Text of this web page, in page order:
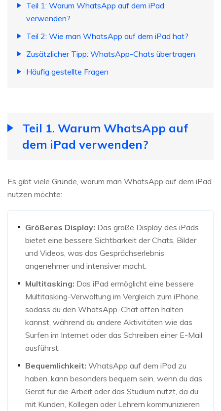
Teil 1: Warum WhatsApp auf dem iPad
verwenden?
Teil 2: Wie man WhatsApp auf dem iPad hat?
Zusätzlicher Tipp: WhatsApp-Chats übertragen
Häufig gestellte Fragen
Teil 1. Warum WhatsApp auf
dem iPad verwenden?
Es gibt viele Gründe, warum man WhatsApp auf dem iPad
nutzen möchte:
Größeres Display: Das große Display des iPads
bietet eine bessere Sichtbarkeit der Chats, Bilder
und Videos, was das Gesprächserlebnis
angenehmer und intensiver macht.
Multitasking: Das iPad ermöglicht eine bessere
Multitasking-Verwaltung im Vergleich zum iPhone,
sodass du den WhatsApp-Chat offen halten
kannst, während du andere Aktivitäten wie das
Surfen im Internet oder das Schreiben einer E-Mail
ausführst.
Bequemlichkeit: WhatsApp auf dem iPad zu
haben, kann besonders bequem sein, wenn du das
Gerät für die Arbeit oder das Studium nutzt, da du
mit Kunden, Kollegen oder Lehrern kommunizieren